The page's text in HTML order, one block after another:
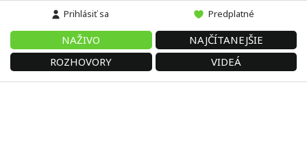
Prihlásiť sa Predplatné
NAŽIVO
NAJČÍTANEJŠIE
ROZHOVORY
VIDEÁ